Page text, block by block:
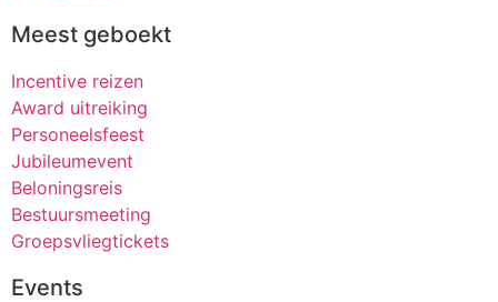
Meest geboekt
Incentive reizen
Award uitreiking
Personeelsfeest
Jubileumevent
Beloningsreis
Bestuursmeeting
Groepsvliegtickets
Events